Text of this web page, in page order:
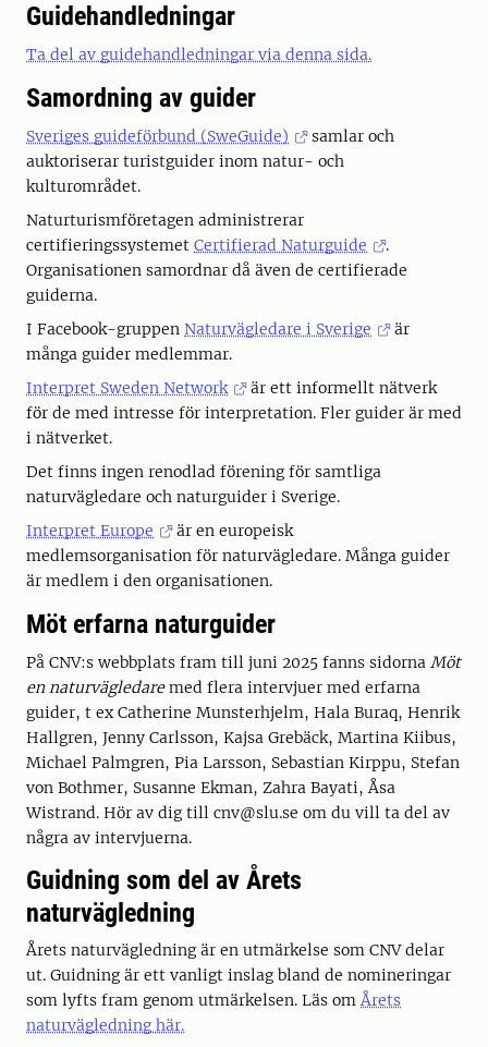
Guidehandledningar
Ta del av guidehandledningar via denna sida.
Samordning av guider
Sveriges guideförbund (SweGuide)
samlar och
auktoriserar turistguider inom natur- och
kulturområdet.
Naturturismföretagen administrerar
certifieringssystemet Certifierad Naturguide
.
Organisationen samordnar då även de certifierade
guiderna.
I Facebook-gruppen Naturvägledare i Sverige
är
många guider medlemmar.
Interpret Sweden Network
är ettinformellt nätverk
för de med intresse för interpretation. Fler guider är med
i nätverket.
Det finns ingen renodlad förening för samtliga
naturvägledare och naturguider i Sverige.
Interpret Europe
är en europeisk
medlemsorganisation för naturvägledare. Många guider
är medlem i den organisationen.
Möt erfarna naturguider
På CNV:s webbplats fram till juni 2025 fanns sidorna Möt
en naturvägledaremed flera intervjuer med erfarna
guider, t ex Catherine Munsterhjelm, Hala Buraq, Henrik
Hallgren, Jenny Carlsson, Kajsa Grebäck, Martina Kiibus,
Michael Palmgren, Pia Larsson, Sebastian Kirppu, Stefan
von Bothmer, Susanne Ekman, Zahra Bayati, Åsa
Wistrand. Hör av dig till cnv@slu.se om du vill ta del av
några av intervjuerna.
Guidning som del av Årets
naturvägledning
Årets naturvägledning är en utmärkelse som CNV delar
ut. Guidning är ett vanligt inslag bland de nomineringar
som lyfts fram genom utmärkelsen. Läs om Årets
naturvägledning här.